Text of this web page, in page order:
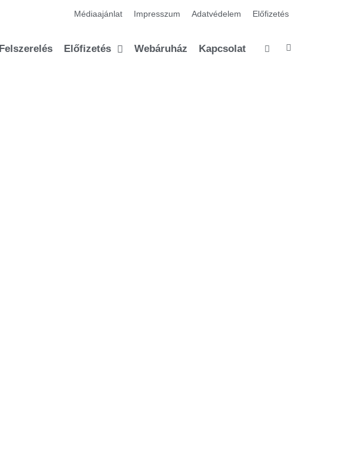
Médiaajánlat Impresszum Adatvédelem Előfizetés
Felszerelés Előfizetés Webáruház Kapcsolat